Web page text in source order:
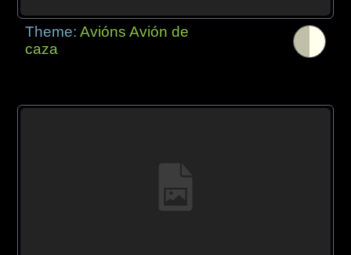
Theme:Avións Avión de
caza